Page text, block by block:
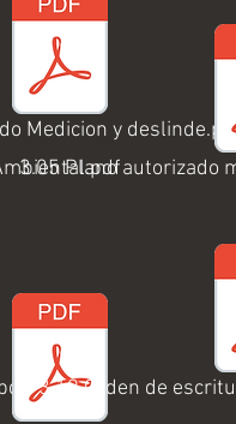
Medicion y
3.05 Plano autorizado
3.19 Orden de